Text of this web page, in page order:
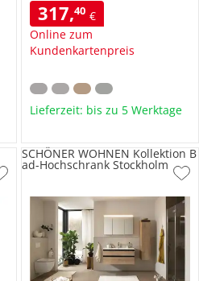
317,40 €
Online zum
Kundenkartenpreis
Lieferzeit: bis zu 5 Werktage
SCHÖNER WOHNEN Kollektion B
ad-Hochschrank Stockholm